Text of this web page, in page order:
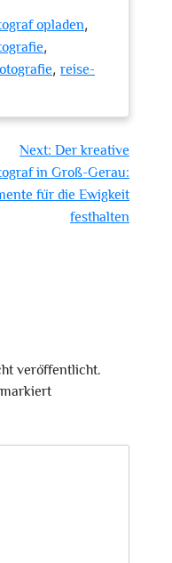
opladen,
,
, reise-
Next: Der kreative
in Groß-Gerau:
für die Ewigkeit
festhalten
veröffentlicht.
markiert